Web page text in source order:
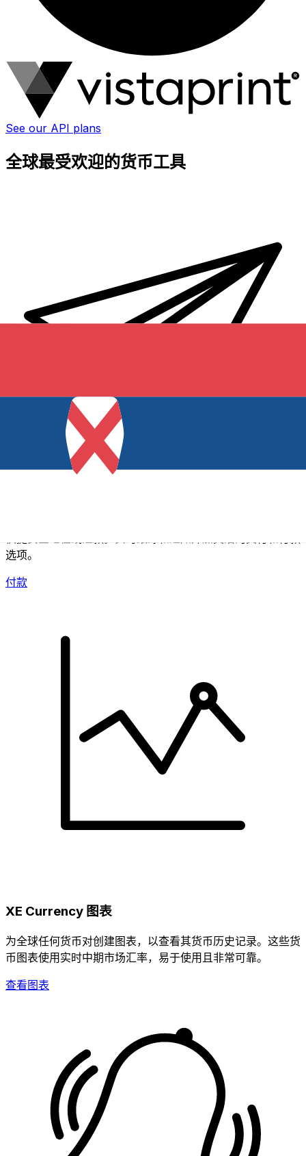
See our API plans
全球最受欢迎的货币工具
选项。
付款
XE Currency 图表
为全球任何货币对创建图表，以查看其货币历史记录。这些货
币图表使用实时中期市场汇率，易于使用且非常可靠。
查看图表